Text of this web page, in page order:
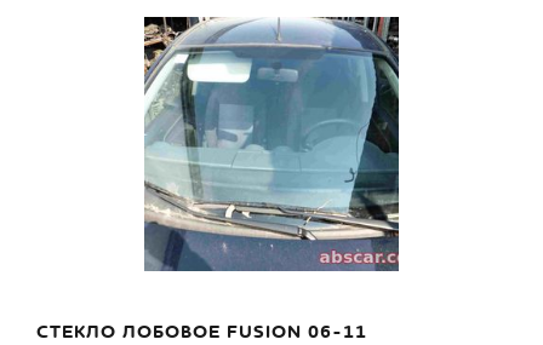
СТЕКЛО ЛОБОВОЕ FUSION 06-11